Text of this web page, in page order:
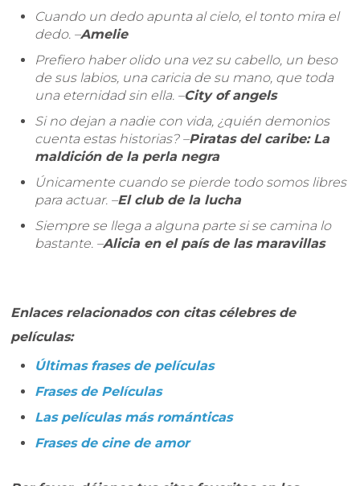
Cuando un dedo apunta al cielo, el tonto mira el
dedo. –Amelie
Prefiero haber olido una vez su cabello, un beso
de sus labios, una caricia de su mano, que toda
una eternidad sin ella. –City of angels
Si no dejan a nadie con vida, ¿quién demonios
cuenta estas historias? –Piratas del caribe: La
maldición de la perla negra
Únicamente cuando se pierde todo somos libres
para actuar. –El club de la lucha
Siempre se llega a alguna parte si se camina lo
bastante. –Alicia en el país de las maravillas
Enlaces relacionados con citas célebres de
películas:
Últimas frases de películas
Frases de Películas
Las películas más románticas
Frases de cine de amor